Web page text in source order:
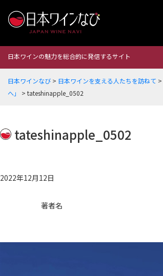
日本ワインの魅力を総合的に発信するサイト
日本ワインなび > 日本ワインを支える人たちを訪ねて >
へ」
> tateshinapple_0502
tateshinapple_0502
2022年12月12日
著者名